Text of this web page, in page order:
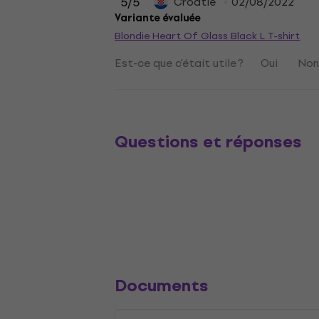
Variante évaluée
Blondie Heart Of Glass Black L T-shirt
Est-ce que c'était utile ? Oui Non
Questions et réponses
Documents